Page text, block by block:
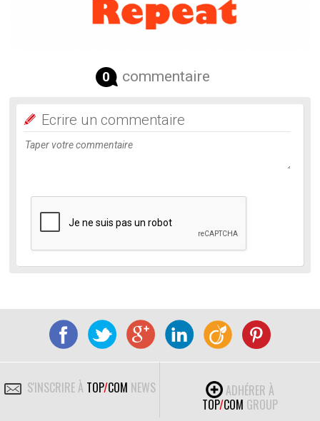
0 commentaire
Ecrire un commentaire
S'INSCRIRE À TOP/COM NEWS
ADHÉRER À
TOP/COM GROUP